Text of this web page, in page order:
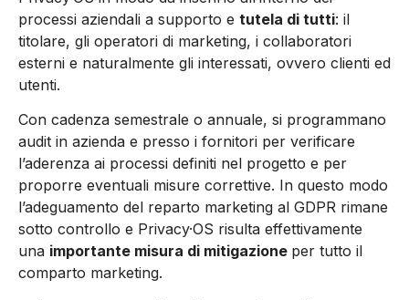
processi aziendali a supporto e tutela di tutti: il
titolare, gli operatori di marketing, i collaboratori
esterni e naturalmente gli interessati, ovvero clienti ed
utenti.
Con cadenza semestrale o annuale, si programmano
audit in azienda e presso i fornitori per verificare
l’aderenza ai processi definiti nel progetto e per
proporre eventuali misure correttive. In questo modo
l’adeguamento del reparto marketing al GDPR rimane
sotto controllo e Privacy·OS risulta effettivamente
una importante misura di mitigazione per tutto il
comparto marketing.